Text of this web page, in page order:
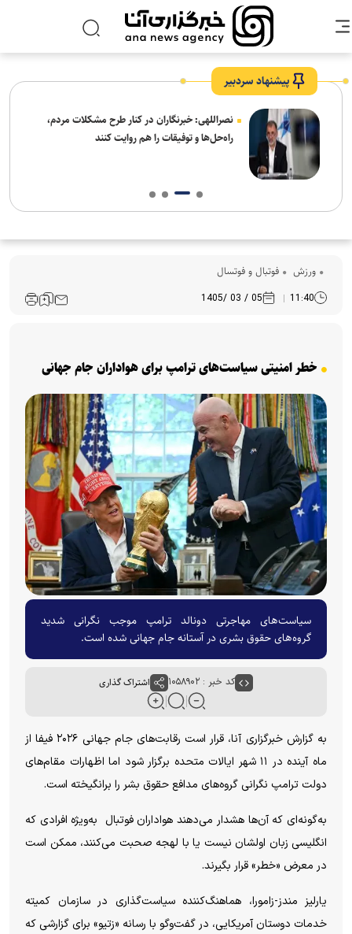
پیشنهاد سردبیر
نصراللهی: خبرنگاران در کنار طرح مشکلات مردم،
راه‌حل‌ها و توفیقات را هم روایت کنند
ورزش فوتبال و فوتسال
11:40
05 / 03 /1405
خطر امنیتی سیاست‌های ترامپ برای هواداران جام جهانی
سیاست‌های مهاجرتی دونالد ترامپ موجب نگرانی شدید
گروه‌های حقوق بشری در آستانه جام جهانی شده است.
کد خبر : ۱۰۵۸۹۰۲ اشتراک گذاری
به گزارش خبرگزاری آنا، قرار است رقابت‌های جام جهانی ۲۰۲۶ فیفا از
ماه آینده در ۱۱ شهر ایالات متحده برگزار شود اما اظهارات مقام‌های
دولت ترامپ نگرانی گروه‌های مدافع حقوق بشر را برانگیخته است.
به‌گونه‌ای که آن‌ها هشدار می‌دهند هواداران فوتبال به‌ویژه افرادی که
انگلیسی زبان اولشان نیست یا با لهجه صحبت می‌کنند، ممکن است
در معرض «خطر» قرار بگیرند.
یارلیز مندز-زامورا، هماهنگ‌کننده سیاست‌گذاری در سازمان کمیته
خدمات دوستان آمریکایی، در گفت‌وگو با رسانه «زتیو» برای گزارشی که